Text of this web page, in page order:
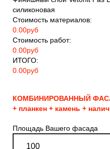
силиконовая
Стоимость материалов:
0.00руб
Стоимость работ:
0.00руб
ИТОГО:
0.00руб
КОМБИНИРОВАННЫЙ
+ планкен + камень +
Площадь Вашего фасада